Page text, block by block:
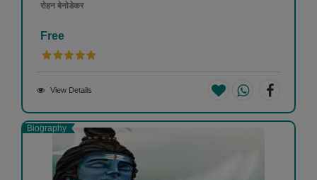
रोहन बेनोडेकर
Free
View Details
Biography